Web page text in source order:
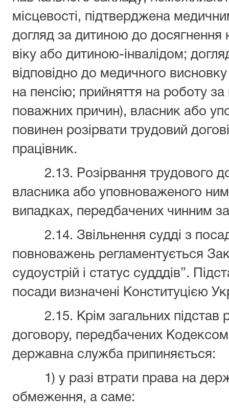
місцевості, підтверджена
догляд за дитиною до досягнення
віку або дитиною-інвалідом;
відповідно до медичного
на пенсію; прийняття на роботу
поважних причин), власник або
повинен розірвати трудовий
працівник.
2.13. Розірвання трудового
власника або уповноваженого
випадках, передбачених чинним
2.14. Звільнення судді з
повноважень регламентується
судоустрій і статус судддів”.
посади визначені Конституцією
2.15. Крім загальних підстав
договору, передбачених
державна служба припиняється:
1) у разі втрати права на
обмеження, а саме: